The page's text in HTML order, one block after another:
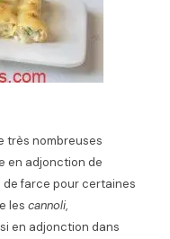
très nombreuses
en adjonction de
farce pour certaines
lescannoli,
en adjonction dans